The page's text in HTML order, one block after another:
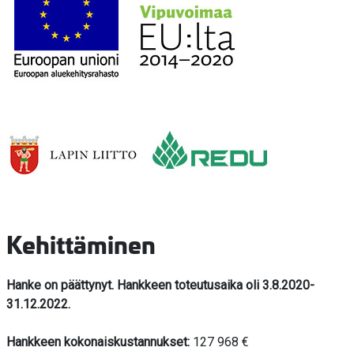
Kehittäminen
Hanke on päättynyt. Hankkeen toteutusaika oli 3.8.2020-
31.12.2022.
Hankkeen kokonaiskustannukset: 127 968 €